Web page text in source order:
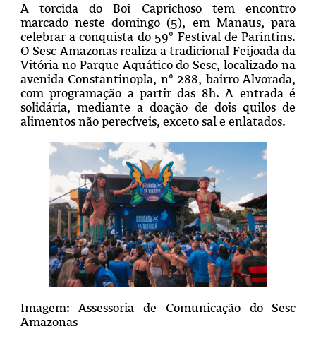
A torcida do Boi Caprichoso tem encontro
marcado neste domingo (5), em Manaus, para
celebrar a conquista do 59º Festival de Parintins.
O Sesc Amazonas realiza a tradicional Feijoada da
Vitória no Parque Aquático do Sesc, localizado na
avenida Constantinopla, nº 288, bairro Alvorada,
com programação a partir das 8h. A entrada é
solidária, mediante a doação de dois quilos de
alimentos não perecíveis, exceto sal e enlatados.
Imagem: Assessoria de Comunicação do Sesc
Amazonas